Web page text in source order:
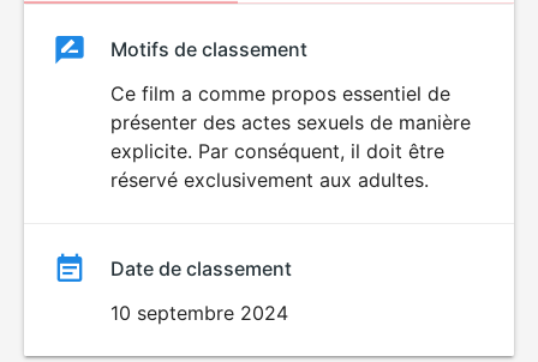
ClassementClassement
SEXUALITÉ
EXPLICITE
Motifs de classement
Ce film a comme propos essentiel de
présenter des actes sexuels de manière
explicite. Par conséquent, il doit être
réservé exclusivement aux adultes.
Date de classement
10 septembre 2024